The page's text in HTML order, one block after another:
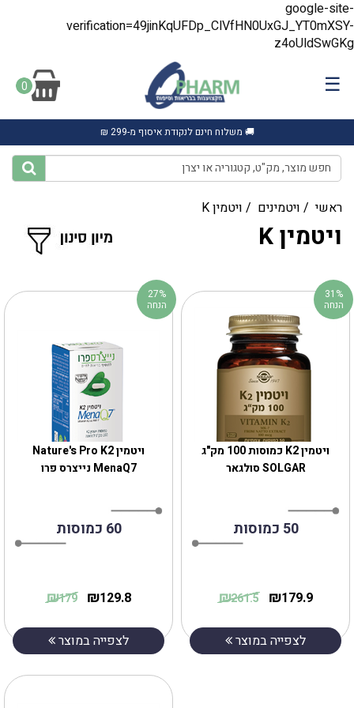
google-site-
verification=49jinKqUFDp_ClVfHN0UxGJ_YT0mXSY-
z4oUldSwGKg
☰
0
🚚 משלוח חינם לנקודת איסוף מ-299 ₪
ראשי / ויטמינים / ויטמין K
ויטמין K
ויטמין Nature's Pro K2
MenaQ7 נייצרס פרו
60 כמוסות
129.8
₪
179
₪
לצפייה במוצר
27%
הנחה
ויטמין K2 כמוסות 100 מק"ג
SOLGAR סולגאר
50 כמוסות
179.9
₪
261.5
₪
לצפייה במוצר
31%
הנחה